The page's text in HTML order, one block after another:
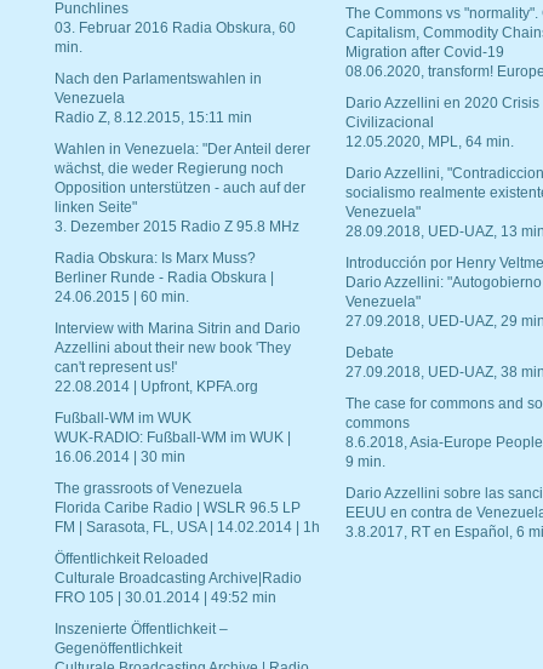
Punchlines
03. Februar 2016 Radia Obskura, 60
min.
Nach den Parlamentswahlen in
Venezuela
Radio Z, 8.12.2015, 15:11 min
Wahlen in Venezuela: "Der Anteil derer
wächst, die weder Regierung noch
Opposition unterstützen - auch auf der
linken Seite"
3. Dezember 2015 Radio Z 95.8 MHz
Radia Obskura: Is Marx Muss?
Berliner Runde - Radia Obskura |
24.06.2015 | 60 min.
Interview with Marina Sitrin and Dario
Azzellini about their new book 'They
can't represent us!'
22.08.2014 | Upfront, KPFA.org
Fußball-WM im WUK
WUK-RADIO: Fußball-WM im WUK |
16.06.2014 | 30 min
The grassroots of Venezuela
Florida Caribe Radio | WSLR 96.5 LP
FM | Sarasota, FL, USA | 14.02.2014 | 1h
Öffentlichkeit Reloaded
Culturale Broadcasting Archive|Radio
FRO 105 | 30.01.2014 | 49:52 min
Inszenierte Öffentlichkeit –
Gegenöffentlichkeit
The Commons vs "normality".
Capitalism, Commodity
Migration after Covid-19
08.06.2020, transform!
Dario Azzellini en 2020 Crisis
Civilizacional
12.05.2020, MPL, 64 min.
Dario Azzellini,
socialismo realmente
Venezuela"
28.09.2018, UED-UAZ, 13
Introducción por Henry
Dario Azzellini:
Venezuela"
27.09.2018, UED-UAZ, 29
Debate
27.09.2018, UED-UAZ, 38
The case for commons and
commons
8.6.2018, Asia-Europe
9 min.
Dario Azzellini sobre las
EEUU en contra de
3.8.2017, RT en Español, 6